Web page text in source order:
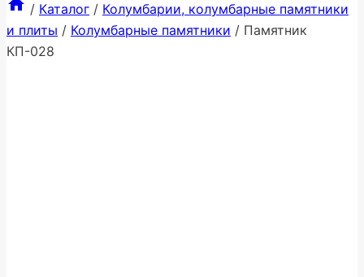
/ Каталог / Колумбарии, колумбарные памятники
и плиты / Колумбарные памятники / Памятник
КП-028